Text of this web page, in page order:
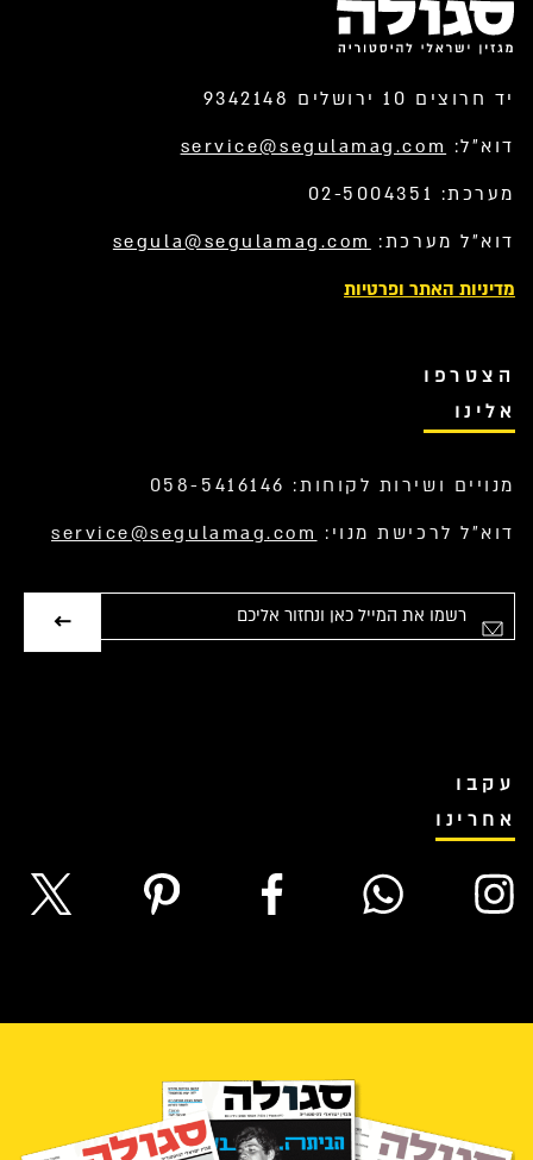
יד חרוצים 10 ירושלים 9342148
דוא”ל: service@segulamag.com
מערכת: 02-5004351
דוא”ל מערכת: segula@segulamag.com
מדיניות האתר ופרטיות
הצטרפו
אלינו
מנויים ושירות לקוחות: 058-5416146
דוא”ל לרכישת מנוי: service@segulamag.com
עקבו
אחרינו